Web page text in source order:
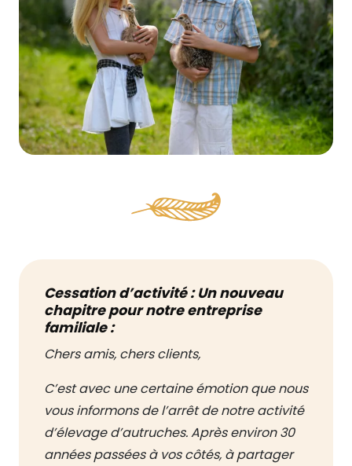
Cessation d’activité : Un nouveau
chapitre pour notre entreprise
familiale :
Chers amis, chers clients,
C’est avec une certaine émotion que nous
vous informons de l’arrêt de notre activité
d’élevage d’autruches. Après environ 30
années passées à vos côtés, à partager